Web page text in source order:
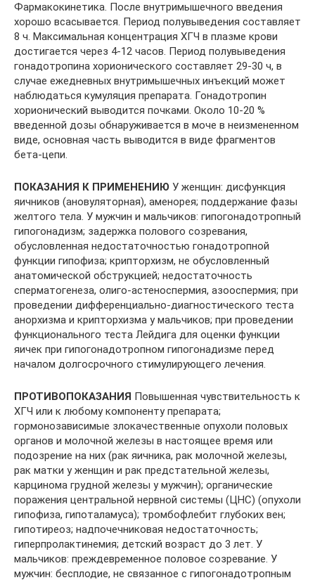
Фармакокинетика. После внутримышечного введения
хорошо всасывается. Период полувыведения составляет
8 ч. Максимальная концентрация ХГЧ в плазме крови
достигается через 4-12 часов. Период полувыведения
гонадотропина хорионического составляет 29-30 ч, в
случае ежедневных внутримышечных инъекций может
наблюдаться кумуляция препарата. Гонадотропин
хорионический выводится почками. Около 10-20 %
введенной дозы обнаруживается в моче в неизмененном
виде, основная часть выводится в виде фрагментов
бета-цепи.
ПОКАЗАНИЯ К ПРИМЕНЕНИЮ У женщин: дисфункция
яичников (ановуляторная), аменорея; поддержание фазы
желтого тела. У мужчин и мальчиков: гипогонадотропный
гипогонадизм; задержка полового созревания,
обусловленная недостаточностью гонадотропной
функции гипофиза; крипторхизм, не обусловленный
анатомической обструкцией; недостаточность
сперматогенеза, олиго-астеноспермия, азооспермия; при
проведении дифференциально-диагностического теста
анорхизма и крипторхизма у мальчиков; при проведении
функционального теста Лейдига для оценки функции
яичек при гипогонадотропном гипогонадизме перед
началом долгосрочного стимулирующего лечения.
ПРОТИВОПОКАЗАНИЯ Повышенная чувствительность к
ХГЧ или к любому компоненту препарата;
гормонозависимые злокачественные опухоли половых
органов и молочной железы в настоящее время или
подозрение на них (рак яичника, рак молочной железы,
рак матки у женщин и рак предстательной железы,
карцинома грудной железы у мужчин); органические
поражения центральной нервной системы (ЦНС) (опухоли
гипофиза, гипоталамуса); тромбофлебит глубоких вен;
гипотиреоз; надпочечниковая недостаточность;
гиперпролактинемия; детский возраст до 3 лет. У
мальчиков: преждевременное половое созревание. У
мужчин: бесплодие, не связанное с гипогонадотропным